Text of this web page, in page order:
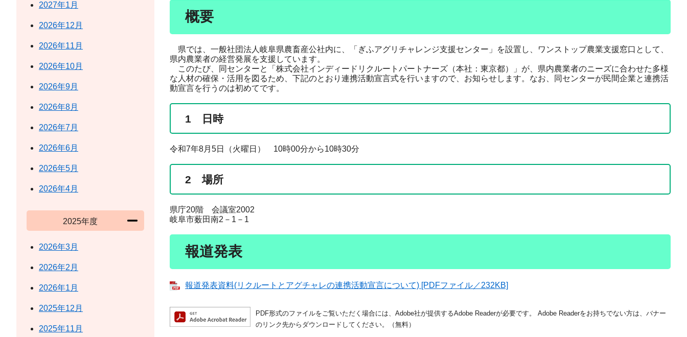
概要
県では、一般社団法人岐阜県農畜産公社内に、「ぎふアグリチャレンジ支援センター」を設置し、ワンストップ農業支援窓口として、
県内農業者の経営発展を支援しています。
このたび、同センターと「株式会社インディードリクルートパートナーズ（本社：東京都）」が、県内農業者のニーズに合わせた多様
な人材の確保・活用を図るため、下記のとおり連携活動宣言式を行いますので、お知らせします。なお、同センターが民間企業と連携活
動宣言を行うのは初めてです。
1 日時
令和7年8月5日（火曜日） 10時00分から10時30分
2 場所
県庁20階 会議室2002
岐阜市薮田南2－1－1
報道発表
報道発表資料(リクルートとアグチャレの連携活動宣言について) [PDFファイル／232KB]
PDF形式のファイルをご覧いただく場合には、Adobe社が提供するAdobe Readerが必要です。
Adobe Readerをお持ちでない方は、バナー
のリンク先からダウンロードしてください。（無料）
2027年1月
2026年12月
2026年11月
2026年10月
2026年9月
2026年8月
2026年7月
2026年6月
2026年5月
2026年4月
2025年度
2026年3月
2026年2月
2026年1月
2025年12月
2025年11月